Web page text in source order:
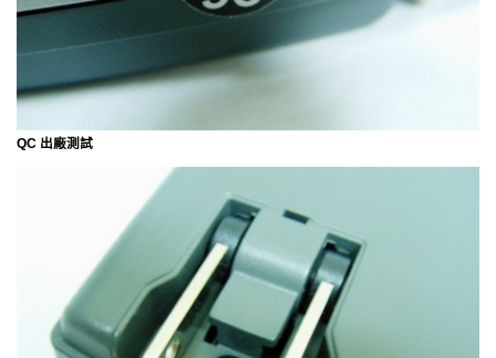
QC 出廠測試